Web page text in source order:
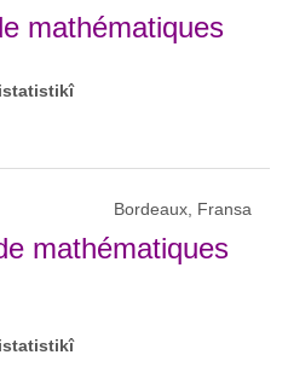
mathématiques
Bordeaux, Fransa
mathématiques